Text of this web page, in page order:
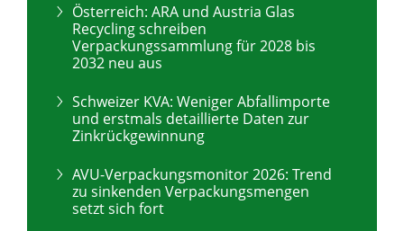
Österreich: ARA und Austria Glas
Recycling schreiben
Verpackungssammlung für 2028 bis
2032 neu aus
Schweizer KVA: Weniger Abfallimporte
und erstmals detaillierte Daten zur
Zinkrückgewinnung
AVU-Verpackungsmonitor 2026: Trend
zu sinkenden Verpackungsmengen
setzt sich fort